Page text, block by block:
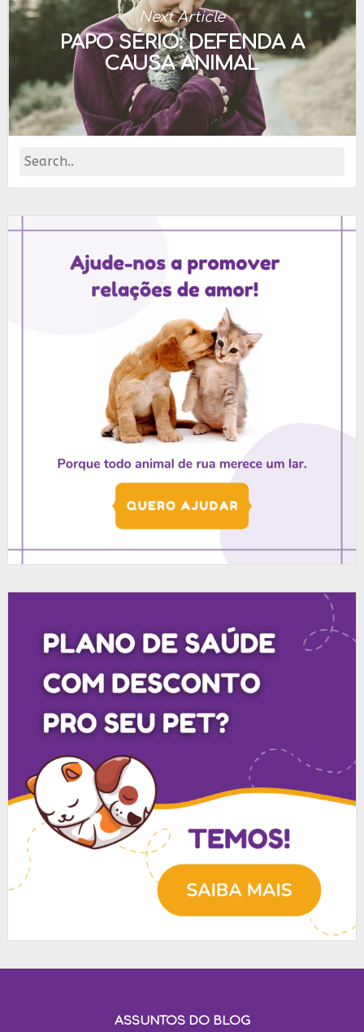
Next Article
PAPO SÉRIO: DEFENDA A
CAUSA ANIMAL
ASSUNTOS DO BLOG